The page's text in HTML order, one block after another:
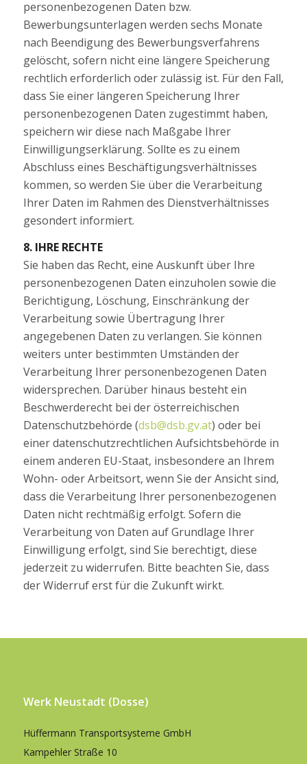
personenbezogenen Daten bzw.
Bewerbungsunterlagen werden sechs Monate
nach Beendigung des Bewerbungsverfahrens
gelöscht, sofern nicht eine längere Speicherung
rechtlich erforderlich oder zulässig ist. Für den Fall,
dass Sie einer längeren Speicherung Ihrer
personenbezogenen Daten zugestimmt haben,
speichern wir diese nach Maßgabe Ihrer
Einwilligungserklärung. Sollte es zu einem
Abschluss eines Beschäftigungsverhältnisses
kommen, so werden Sie über die Verarbeitung
Ihrer Daten im Rahmen des Dienstverhältnisses
gesondert informiert.
8. IHRE RECHTE
Sie haben das Recht, eine Auskunft über Ihre
personenbezogenen Daten einzuholen sowie die
Berichtigung, Löschung, Einschränkung der
Verarbeitung sowie Übertragung Ihrer
angegebenen Daten zu verlangen. Sie können
weiters unter bestimmten Umständen der
Verarbeitung Ihrer personenbezogenen Daten
widersprechen. Darüber hinaus besteht ein
Beschwerderecht bei der österreichischen
Datenschutzbehörde (dsb@dsb.gv.at) oder bei
einer datenschutzrechtlichen Aufsichtsbehörde in
einem anderen EU-Staat, insbesondere an Ihrem
Wohn- oder Arbeitsort, wenn Sie der Ansicht sind,
dass die Verarbeitung Ihrer personenbezogenen
Daten nicht rechtmäßig erfolgt. Sofern die
Verarbeitung von Daten auf Grundlage Ihrer
Einwilligung erfolgt, sind Sie berechtigt, diese
jederzeit zu widerrufen. Bitte beachten Sie, dass
der Widerruf erst für die Zukunft wirkt.
Werk Neustadt (Dosse)
Hüffermann Transportsysteme GmbH
Kampehler Straße 10